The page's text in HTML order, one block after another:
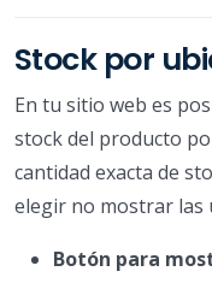
Stock por
En tu sitio web es
stock del producto
cantidad exacta de
elegir no mostrar las
Botón para